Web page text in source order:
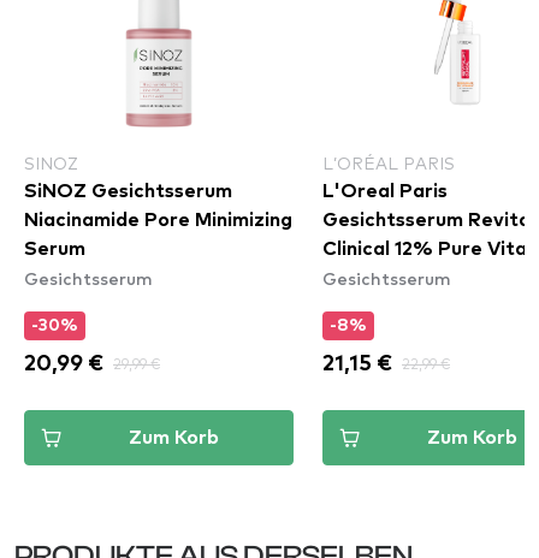
SINOZ
SiNOZ Gesichtsserum
Niacinamide Pore Minimizing
Serum
Gesichtsserum
-30%
20,99 € 29,99 €
Zum Korb
L’ORÉAL PARIS
L'Oreal Paris
Gesichtsserum
Clinical 12% Pure
Face Brightening
Gesichtsserum
-8%
21,15 € 22,99 €
Zum Korb